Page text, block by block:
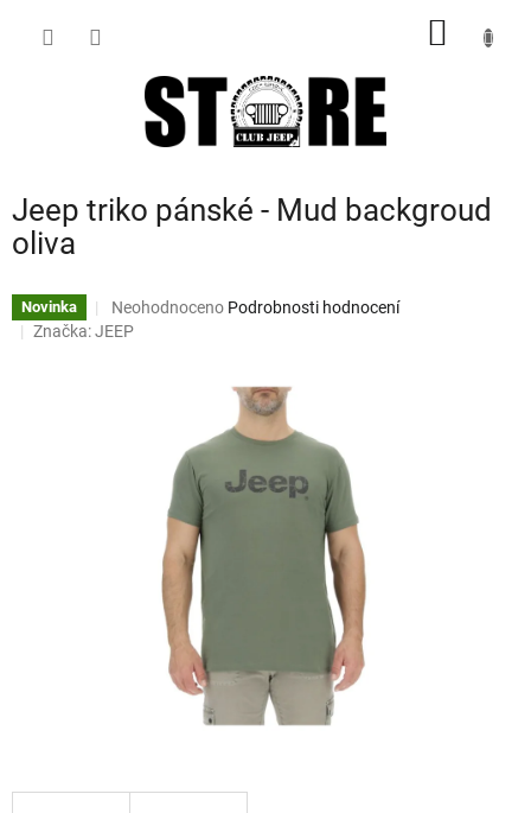
Jeep triko pánské - Mud backgroud
oliva
Novinka
Průměrné
hodnocení
hvězdiček.
Neohodnoceno Podrobnosti hodnocení
Značka:JEEP